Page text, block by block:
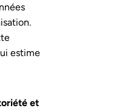
estime
et